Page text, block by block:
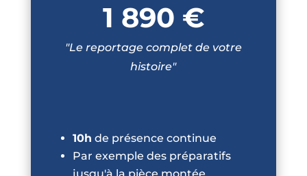
1 890 €
"Le reportage complet de votre
histoire"
10h de présence continue
Par exemple des préparatifs